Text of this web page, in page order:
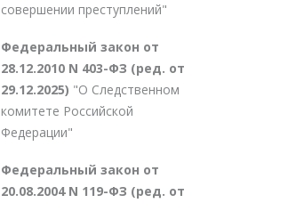
совершении преступлений"
Федеральный закон от
28.12.2010 N 403-ФЗ (ред. от
29.12.2025) "О Следственном
комитете Российской
Федерации"
Федеральный закон от
20.08.2004 N 119-ФЗ (ред. от